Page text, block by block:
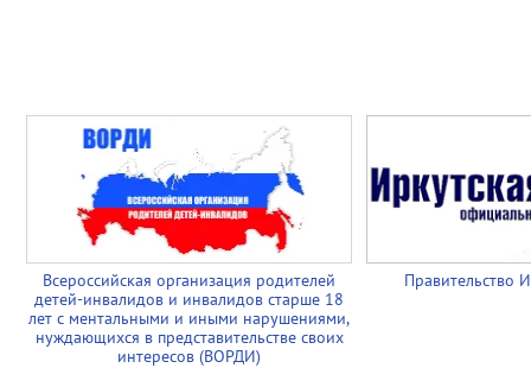
Всероссийская организация родителей
детей-инвалидов и инвалидов старше 18
лет с ментальными и иными нарушениями,
нуждающихся в представительстве своих
интересов (ВОРДИ)
Правительство